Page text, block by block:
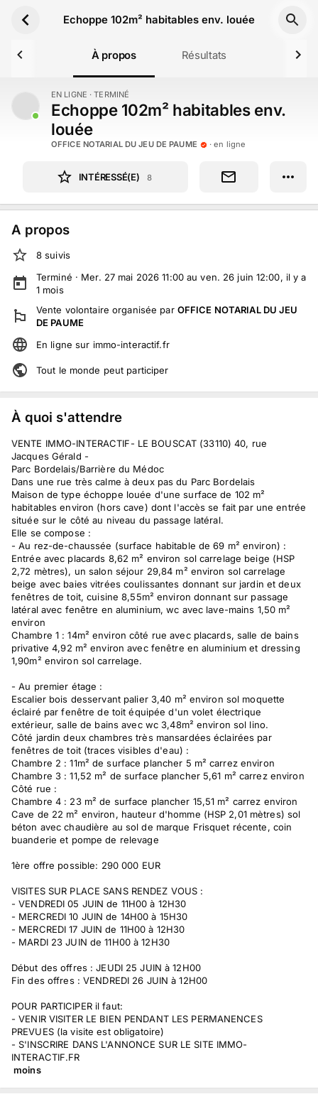
Echoppe 102m² habitables env. louée
À propos Résultats
EN LIGNE · TERMINÉ
Echoppe 102m² habitables env.
louée
OFFICE NOTARIAL DU JEU DE PAUME · en ligne
INTÉRESSÉ(E) 8
A propos
8 suivis
Terminé · Mer. 27 mai 2026 11:00 au ven. 26 juin 12:00, il y a
1 mois
Vente volontaire organisée par OFFICE NOTARIAL DU JEU
DE PAUME
En ligne sur immo-interactif.fr
Tout le monde peut participer
À quoi s'attendre
VENTE IMMO-INTERACTIF- LE BOUSCAT (33110) 40, rue
Jacques Gérald -
Parc Bordelais/Barrière du Médoc
Dans une rue très calme à deux pas du Parc Bordelais
Maison de type échoppe louée d'une surface de 102 m²
habitables environ (hors cave) dont l'accès se fait par une entrée
située sur le côté au niveau du passage latéral.
Elle se compose :
- Au rez-de-chaussée (surface habitable de 69 m² environ) :
Entrée avec placards 8,62 m² environ sol carrelage beige (HSP
2,72 mètres), un salon séjour 29,84 m² environ sol carrelage
beige avec baies vitrées coulissantes donnant sur jardin et deux
fenêtres de toit, cuisine 8,55m² environ donnant sur passage
latéral avec fenêtre en aluminium, wc avec lave-mains 1,50 m²
environ
Chambre 1 : 14m² environ côté rue avec placards, salle de bains
privative 4,92 m² environ avec fenêtre en aluminium et dressing
1,90m² environ sol carrelage.
- Au premier étage :
Escalier bois desservant palier 3,40 m² environ sol moquette
éclairé par fenêtre de toit équipée d'un volet électrique
extérieur, salle de bains avec wc 3,48m² environ sol lino.
Côté jardin deux chambres très mansardées éclairées par
fenêtres de toit (traces visibles d'eau) :
Chambre 2 : 11m² de surface plancher 5 m² carrez environ
Chambre 3 : 11,52 m² de surface plancher 5,61 m² carrez environ
Côté rue :
Chambre 4 : 23 m² de surface plancher 15,51 m² carrez environ
Cave de 22 m² environ, hauteur d'homme (HSP 2,01 mètres) sol
béton avec chaudière au sol de marque Frisquet récente, coin
buanderie et pompe de relevage
1ère offre possible: 290 000 EUR
VISITES SUR PLACE SANS RENDEZ VOUS :
- VENDREDI 05 JUIN de 11H00 à 12H30
- MERCREDI 10 JUIN de 14H00 à 15H30
- MERCREDI 17 JUIN de 11H00 à 12H30
- MARDI 23 JUIN de 11H00 à 12H30
Début des offres : JEUDI 25 JUIN à 12H00
Fin des offres : VENDREDI 26 JUIN à 12H00
POUR PARTICIPER il faut:
- VENIR VISITER LE BIEN PENDANT LES PERMANENCES
PREVUES (la visite est obligatoire)
- S'INSCRIRE DANS L'ANNONCE SUR LE SITE IMMO-
INTERACTIF.FR
moins